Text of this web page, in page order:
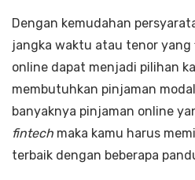
Dengan kemudahan
jangka waktu atau tenor yang
online dapat menjadi pilihan
membutuhkan pinjaman
banyaknya pinjaman online
fintech maka kamu harus
terbaik dengan beberapa